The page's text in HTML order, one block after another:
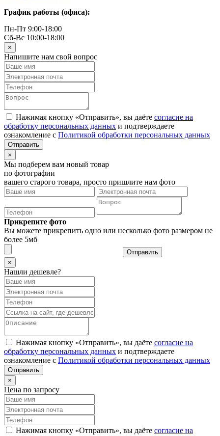
График работы (офиса):
Пн-Пт 9:00-18:00
Сб-Вс 10:00-18:00
×
Напишите нам свой вопрос
Нажимая кнопку «Отправить», вы даёте согласие на
обработку персональных данных и подтверждаете
ознакомление с Политикой обработки персональных данных
×
Мы подберем вам новый товар
по фотографии
вашего старого товара, просто пришлите нам фото
Прикрепите фото
Вы можете прикрепить одно или несколько фото размером не
более 5мб
Отправить
×
Нашли дешевле?
Нажимая кнопку «Отправить», вы даёте согласие на
обработку персональных данных и подтверждаете
ознакомление с Политикой обработки персональных данных
×
Цена по запросу
Нажимая кнопку «Отправить», вы даёте согласие на